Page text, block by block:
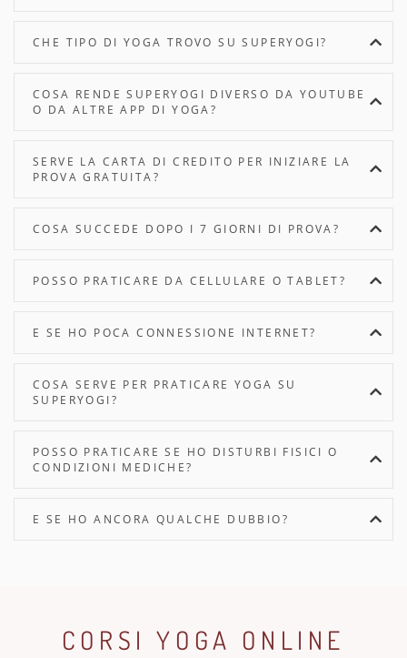
CHE TIPO DI YOGA TROVO SU SUPERYOGI?
COSA RENDE SUPERYOGI DIVERSO DA YOUTUBE
O DA ALTRE APP DI YOGA?
SERVE LA CARTA DI CREDITO PER INIZIARE LA
PROVA GRATUITA?
COSA SUCCEDE DOPO I 7 GIORNI DI PROVA?
POSSO PRATICARE DA CELLULARE O TABLET?
E SE HO POCA CONNESSIONE INTERNET?
COSA SERVE PER PRATICARE YOGA SU
SUPERYOGI?
POSSO PRATICARE SE HO DISTURBI FISICI O
CONDIZIONI MEDICHE?
E SE HO ANCORA QUALCHE DUBBIO?
CORSI YOGA ONLINE